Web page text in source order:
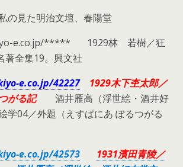
の見た明治文壇、春陽堂
e.co.jp/***** 1929林 若樹／狂
著全集19。興文社
e.co.jp/42227
1929木下杢太郎／
がる記酒井雁高（浮世絵・酒井好
学04／外題（えすぱにあ ぽるつがる
e.co.jp/42573
1931濱田青陵／